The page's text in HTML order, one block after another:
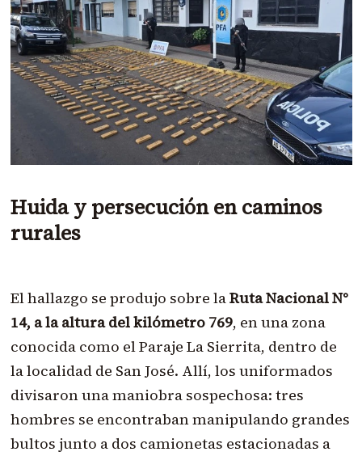
Huida y persecución en caminos
rurales
El hallazgo se produjo sobre laRuta Nacional N°
14, a la altura del kilómetro 769, en una zona
conocida como el Paraje La Sierrita, dentro de
la localidad de San José. Allí, los uniformados
divisaron una maniobra sospechosa: tres
hombres se encontraban manipulando grandes
bultos junto a dos camionetas estacionadas a